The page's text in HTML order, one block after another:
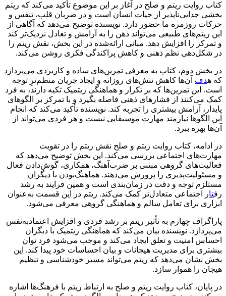
کتاب روایت ریتم و صلح در آغاز بر این موضوع تأکید می‌کند که ریتم
بخشی جدایی‌ناپذیر از حیات انسان است و در ضربان قلب، تنفس و
حرکات روزمره ما حضور دارد. نویسنده توضیح می‌دهد که آگاهی از
این ریتم‌های طبیعی می‌تواند ذهن را به آرامش و تعادل نزدیک‌تر کند
و تمرکز را افزایش دهد. مبانی ارائه‌شده در این بخش، نقش ریتم را
در شکل‌دهی نظم ذهنی و کاهش پراکندگی فکری روشن می‌کند.
در بخش دوم، کتاب به معرفی تمرین‌های ساده و کاربردی می‌پردازد
که هدف آن‌ها کاهش تنش‌های روزانه و ایجاد جریان منظم‌ترِ توجه
است. این تمرین‌ها که بر تکرار و هماهنگی ریتمیک تکیه دارند، به فرد
کمک می‌کنند از فشارهای ذهنی فاصله بگیرد و با تمرکز بر الگوهای
پایدار، آرامش بیشتری را تجربه کند. نویسنده تأکید می‌کند که انجام
این الگوها نیازمند مهارت موسیقایی نیست و هر فردی می‌تواند از
آن‌ها بهره ببرد.
در ادامه، کتاب روایت ریتم و صلح نقش ریتم را در تقویت
مهارت‌های اجتماعی بررسی می‌کند. این بخش توضیح می‌دهد که
فعالیت‌های گروهی مبتنی بر ضرب‌آهنگ، همکاری، گوش‌دادن فعال
و مسئولیت‌پذیری را پرورش می‌دهند. هماهنگ‌بودن با دیگران
مستلزم توجه و دقت در زمان‌بندی است و همین فرایند به رشد
رفتار
اجتماعی متعادل‌تر کمک می‌کند. ریتم در این قسمت به‌عنوان
ابزاری برای تعامل سالم و هماهنگی گروهی معرفی می‌شود.
پاراگراف چهارم به تأثیر ریتم بر رشد فردی و افزایش اعتمادبه‌نفس
می‌پردازد. نویسنده بیان می‌کند که هماهنگی ریتمیک با دیگران
احساس امنیت و تعلق ایجاد می‌کند و موجب می‌شود فرد توان
بیشتری برای مدیریت هیجانات و بیان احساسات خود پیدا کند. این
بخش نشان می‌دهد که ریتم می‌تواند مسیر خودشناسی و تنظیم
هیجان را هموار سازد.
در پایان، کتاب روایت ریتم و صلح به ارتباط ریتم با فرهنگ‌ها اشاره